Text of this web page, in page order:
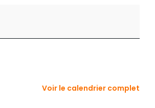
Voir le calendrier complet